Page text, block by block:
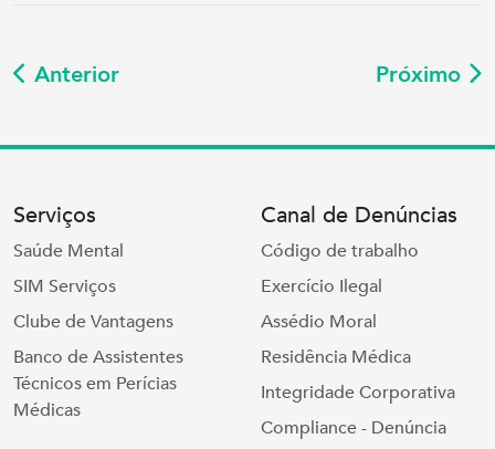
Anterior Próximo
Serviços
Saúde Mental
SIM Serviços
Clube de Vantagens
Banco de Assistentes
Técnicos em Perícias
Médicas
Canal de Denúncias
Código de trabalho
Exercício Ilegal
Assédio Moral
Residência Médica
Integridade Corporativa
Compliance - Denúncia